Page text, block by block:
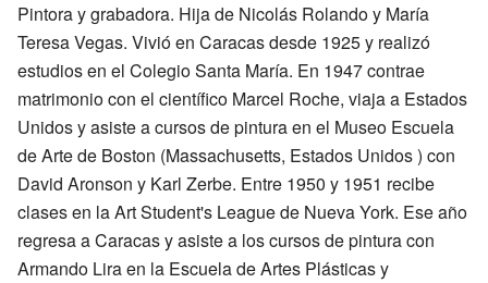
Pintora y grabadora. Hija de Nicolás Rolando y María
Teresa Vegas. Vivió en Caracas desde 1925 y realizó
estudios en el Colegio Santa María. En 1947 contrae
matrimonio con el científico Marcel Roche, viaja a Estados
Unidos y asiste a cursos de pintura en el Museo Escuela
de Arte de Boston (Massachusetts, Estados Unidos ) con
David Aronson y Karl Zerbe. Entre 1950 y 1951 recibe
clases en la Art Student's League de Nueva York. Ese año
regresa a Caracas y asiste a los cursos de pintura con
Armando Lira en la Escuela de Artes Plásticas y